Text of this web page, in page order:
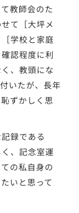
教師会のた
て［大坪メ
学校と家庭
認程度に利
、教頭にな
いたが、長年
ずかしく思
録である
、記念室運
の私自身の
いと思って